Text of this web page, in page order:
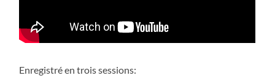
Enregistré en trois sessions: